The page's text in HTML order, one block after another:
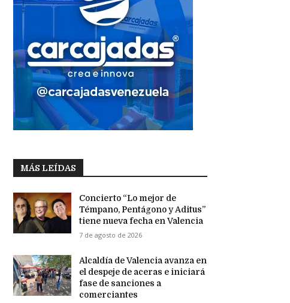
MÁS LEÍDAS
Concierto “Lo mejor de
Témpano, Pentágono y Aditus”
tiene nueva fecha en Valencia
7 de agosto de 2026
Alcaldía de Valencia avanza en
el despeje de aceras e iniciará
fase de sanciones a
comerciantes